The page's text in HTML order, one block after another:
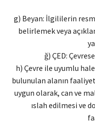
g) Beyan: İlgililerin
belirlemek veya
ğ) ÇED:
h) Çevre ile uyumlu
bulunulan alanın
uygun olarak, can ve
ıslah edilmesi ve